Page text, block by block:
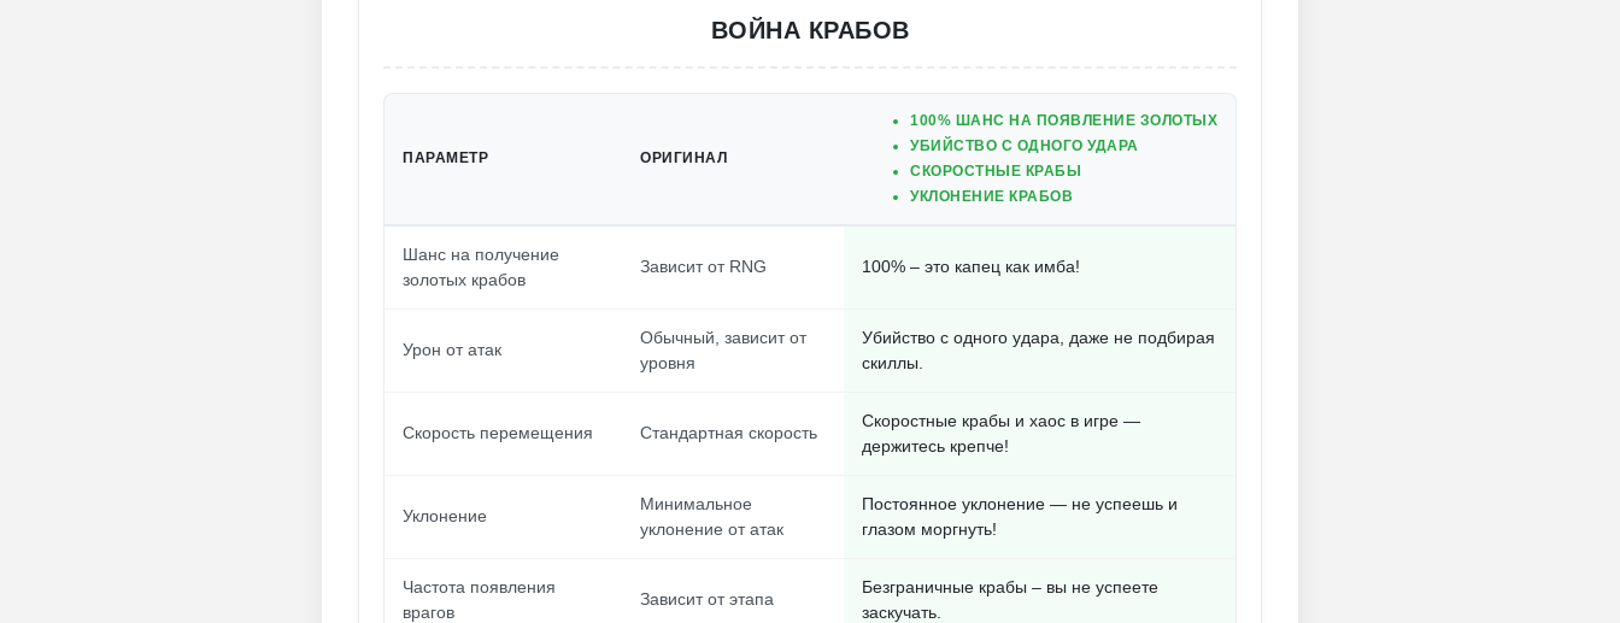
ВОЙНА КРАБОВ
ПАРАМЕТР ОРИГИНАЛ
100% ШАНС НА ПОЯВЛЕНИЕ ЗОЛОТЫХ
УБИЙСТВО С ОДНОГО УДАРА
СКОРОСТНЫЕ КРАБЫ
УКЛОНЕНИЕ КРАБОВ
Шанс на получение
золотых крабов
Зависит от RNG 100% – это капец как имба!
Урон от атак
Обычный, зависит от
уровня
Убийство с одного удара, даже не подбирая
скиллы.
Скорость перемещения Стандартная скорость
Скоростные крабы и хаос в игре —
держитесь крепче!
Уклонение
Минимальное
уклонение от атак
Постоянное уклонение — не успеешь и
глазом моргнуть!
Частота появления
врагов
Зависит от этапа
Безграничные крабы – вы не успеете
заскучать.